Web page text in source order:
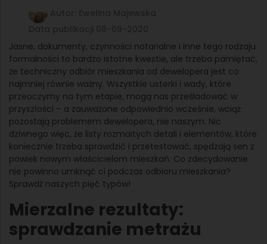
Jasne, dokumenty, czynności notarialne i inne tego rodzaju
formalności to bardzo istotne kwestie, ale trzeba pamiętać,
że techniczny odbiór mieszkania od dewelopera jest co
najmniej równie ważny. Wszystkie usterki i wady, które
przeoczymy na tym etapie, mogą nas prześladować w
przyszłości – a zauważone odpowiednio wcześnie, wciąż
pozostają problemem dewelopera, nie naszym. Nic
dziwnego więc, że listy rozmaitych detali i elementów, które
koniecznie trzeba sprawdzić i przetestować, spędzają sen z
powiek nowym właścicielom mieszkań. Co zdecydowanie
nie powinno umknąć ci podczas odbioru mieszkania?
Sprawdź naszych pięć typów!
Mierzalne rezultaty:
sprawdzanie metrażu